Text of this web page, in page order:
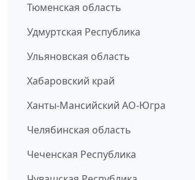
Тюменская область
Удмуртская Республика
Ульяновская область
Хабаровский край
Ханты-Мансийский АО-Югра
Челябинская область
Чеченская Республика